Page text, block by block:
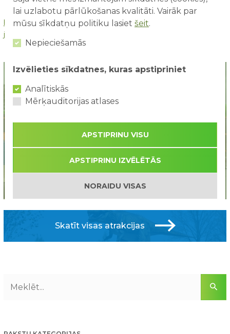
http://www.boot.lv/interesanti/ka-tiek-veidotas-animatronics-
jeb-kustigas-dinozauru-skulpturas
Piepūšamā atrakcija Safari
Skatīt visas atrakcijas
lai uzlabotu pārlūkošanas kvalitāti. Vairāk par
mūsu sīkdatņu politiku lasiet šeit.
Nepieciešamās
Izvēlieties sīkdatnes, kuras apstipriniet
Analītiskās
Mērķauditorijas atlases
APSTIPRINU VISU
APSTIPRINU IZVĒLĒTĀS
NORAIDU VISAS